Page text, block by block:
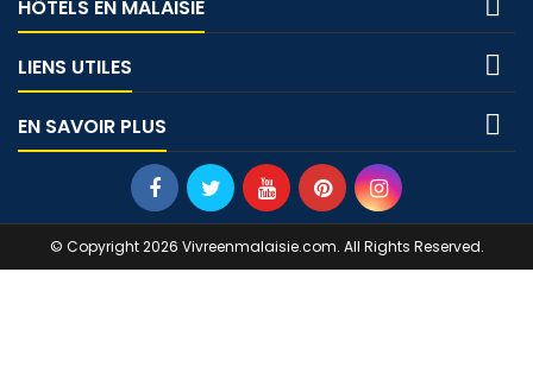
HÔTELS EN MALAISIE
LIENS UTILES 
EN SAVOIR PLUS 
© Copyright 2026 Vivreenmalaisie.com. All Rights Reserved.